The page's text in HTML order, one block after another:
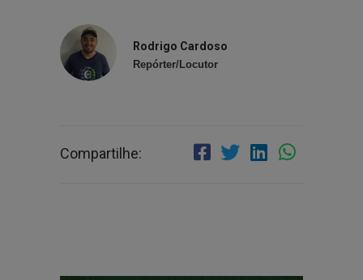
Rodrigo Cardoso
Repórter/Locutor
Compartilhe: